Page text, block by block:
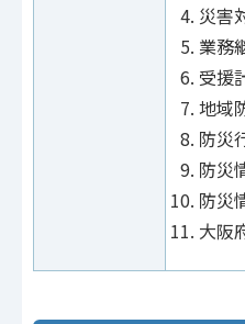
災害
業務
受援
地域
防災
防災
防災
大阪